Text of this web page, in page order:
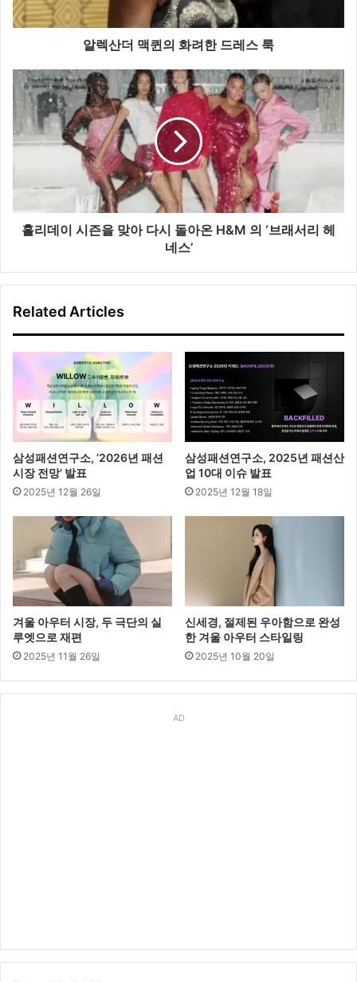
화
려
레
알렉산더 맥퀸의 화려한 드레스 룩
홀
시
아
H&M
래
서
헤
네
스’
홀리데이 시즌을 맞아 다시 돌아온 H&M 의 ‘브래서리 헤
네스’
Related Articles
삼성패션연구소, ’2026년 패션
시장 전망’ 발표
2025년 12월 26일
삼성패션연구소, 2025년 패션산
업 10대 이슈 발표
2025년 12월 18일
겨울 아우터 시장, 두 극단의 실
루엣으로 재편
2025년 11월 26일
신세경, 절제된 우아함으로 완성
한 겨울 아우터 스타일링
2025년 10월 20일
AD